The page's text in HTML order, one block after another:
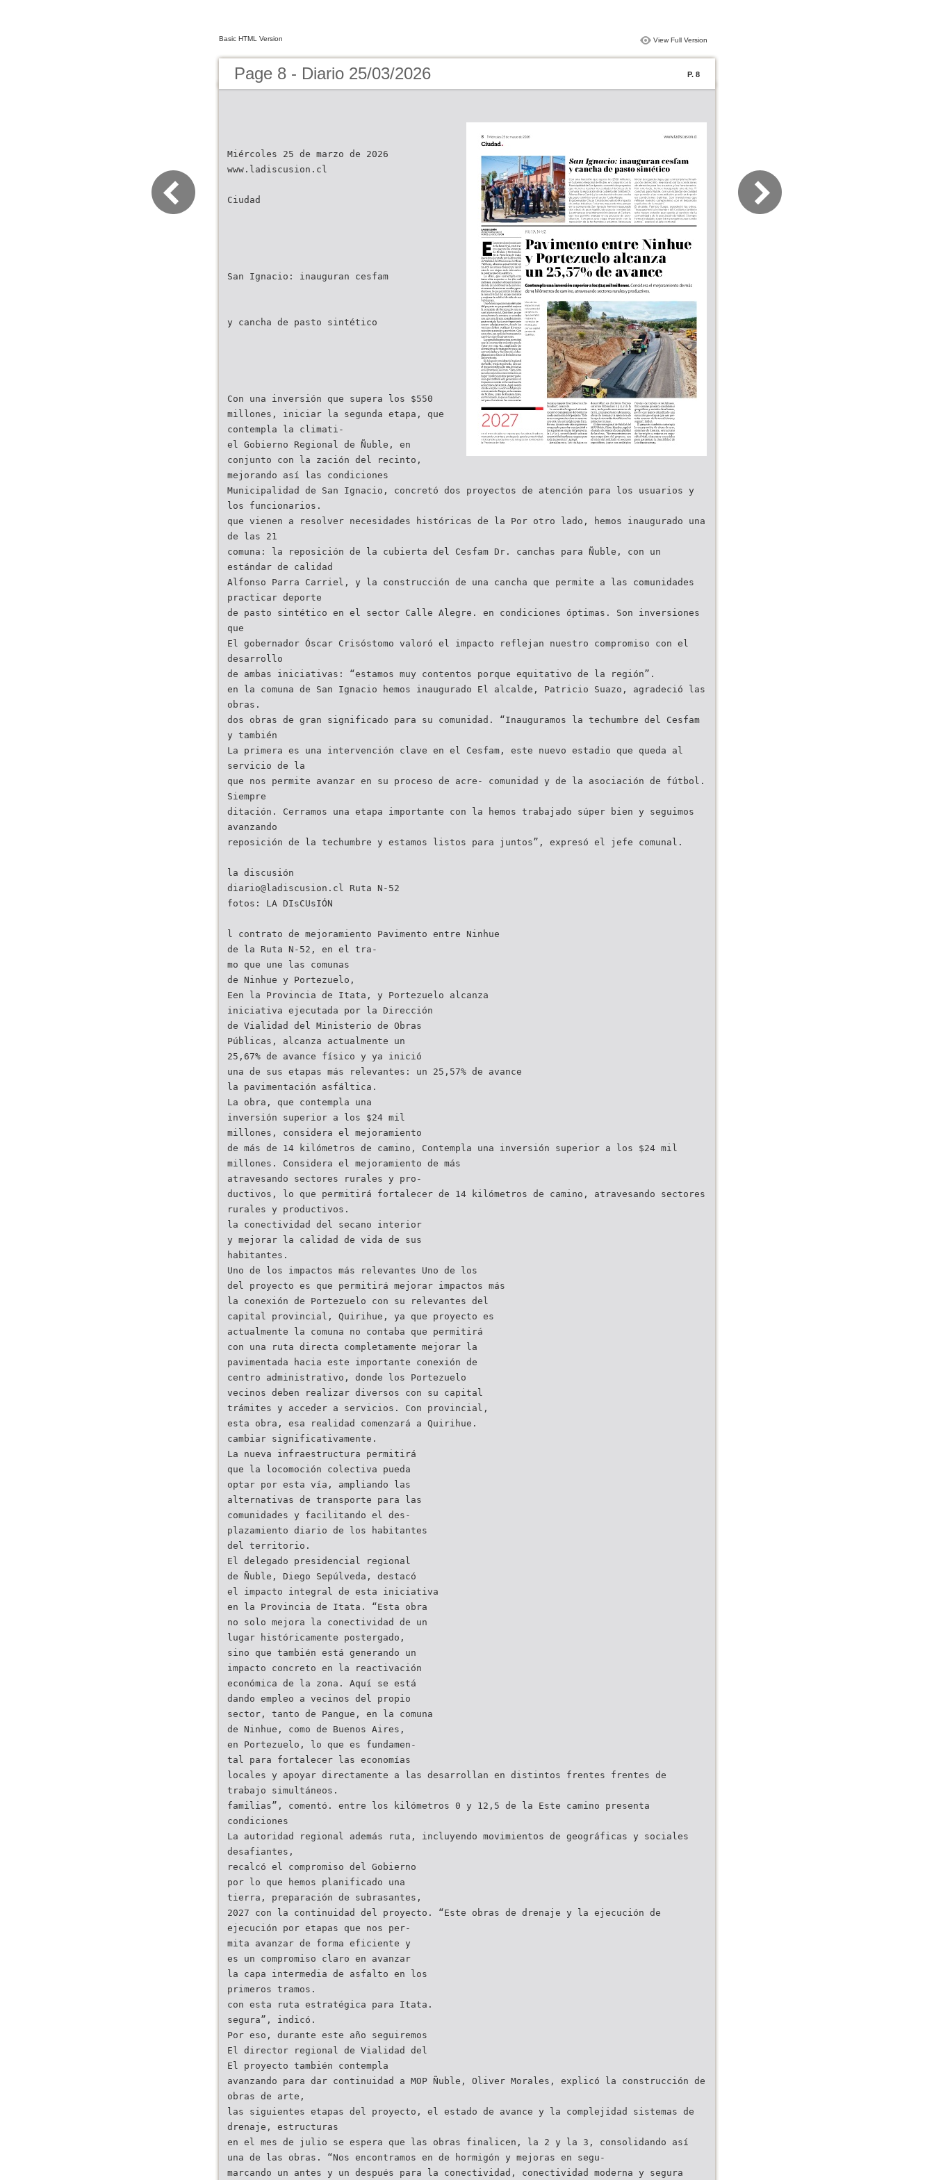
Basic HTML Version View Full Version
Page 8 - Diario 25/03/2026 P. 8
Miércoles 25 de marzo de 2026
www.ladiscusion.cl
Ciudad
San Ignacio: inauguran cesfam
y cancha de pasto sintético
Con una inversión que supera los $550
millones, iniciar la segunda etapa, que
contempla la climati-
el Gobierno Regional de Ñuble, en
conjunto con la zación del recinto,
mejorando así las condiciones
Municipalidad de San Ignacio, concretó dos proyectos de atención para los usuarios y
los funcionarios.
que vienen a resolver necesidades históricas de la Por otro lado, hemos inaugurado una
de las 21
comuna: la reposición de la cubierta del Cesfam Dr. canchas para Ñuble, con un
estándar de calidad
Alfonso Parra Carriel, y la construcción de una cancha que permite a las comunidades
practicar deporte
de pasto sintético en el sector Calle Alegre. en condiciones óptimas. Son inversiones
que
El gobernador Óscar Crisóstomo valoró el impacto reflejan nuestro compromiso con el
desarrollo
de ambas iniciativas: “estamos muy contentos porque equitativo de la región”.
en la comuna de San Ignacio hemos inaugurado El alcalde, Patricio Suazo, agradeció las
obras.
dos obras de gran significado para su comunidad. “Inauguramos la techumbre del Cesfam
y también
La primera es una intervención clave en el Cesfam, este nuevo estadio que queda al
servicio de la
que nos permite avanzar en su proceso de acre- comunidad y de la asociación de fútbol.
Siempre
ditación. Cerramos una etapa importante con la hemos trabajado súper bien y seguimos
avanzando
reposición de la techumbre y estamos listos para juntos”, expresó el jefe comunal.
diario@ladiscusion.cl Ruta N-52
fotos: LA DIsCUsIÓN
l contrato de mejoramiento Pavimento entre Ninhue
de la Ruta N-52, en el tra-
mo que une las comunas
de Ninhue y Portezuelo,
Een la Provincia de Itata, y Portezuelo alcanza
iniciativa ejecutada por la Dirección
de Vialidad del Ministerio de Obras
Públicas, alcanza actualmente un
25,67% de avance físico y ya inició
una de sus etapas más relevantes: un 25,57% de avance
la pavimentación asfáltica.
La obra, que contempla una
inversión superior a los $24 mil
millones, considera el mejoramiento
de más de 14 kilómetros de camino, Contempla una inversión superior a los $24 mil
millones. Considera el mejoramiento de más
atravesando sectores rurales y pro-
ductivos, lo que permitirá fortalecer de 14 kilómetros de camino, atravesando sectores
rurales y productivos.
la conectividad del secano interior
y mejorar la calidad de vida de sus
habitantes.
Uno de los impactos más relevantes Uno de los
del proyecto es que permitirá mejorar impactos más
la conexión de Portezuelo con su relevantes del
capital provincial, Quirihue, ya que proyecto es
actualmente la comuna no contaba que permitirá
con una ruta directa completamente mejorar la
pavimentada hacia este importante conexión de
centro administrativo, donde los Portezuelo
vecinos deben realizar diversos con su capital
trámites y acceder a servicios. Con provincial,
esta obra, esa realidad comenzará a Quirihue.
cambiar significativamente.
La nueva infraestructura permitirá
que la locomoción colectiva pueda
optar por esta vía, ampliando las
alternativas de transporte para las
comunidades y facilitando el des-
plazamiento diario de los habitantes
del territorio.
El delegado presidencial regional
de Ñuble, Diego Sepúlveda, destacó
el impacto integral de esta iniciativa
en la Provincia de Itata. “Esta obra
no solo mejora la conectividad de un
lugar históricamente postergado,
sino que también está generando un
impacto concreto en la reactivación
económica de la zona. Aquí se está
dando empleo a vecinos del propio
sector, tanto de Pangue, en la comuna
de Ninhue, como de Buenos Aires,
en Portezuelo, lo que es fundamen-
tal para fortalecer las economías
locales y apoyar directamente a las desarrollan en distintos frentes frentes de
trabajo simultáneos.
familias”, comentó. entre los kilómetros 0 y 12,5 de la Este camino presenta
condiciones
La autoridad regional además ruta, incluyendo movimientos de geográficas y sociales
desafiantes,
recalcó el compromiso del Gobierno
por lo que hemos planificado una
tierra, preparación de subrasantes,
2027 con la continuidad del proyecto. “Este obras de drenaje y la ejecución de
ejecución por etapas que nos per-
mita avanzar de forma eficiente y
es un compromiso claro en avanzar
la capa intermedia de asfalto en los
primeros tramos.
con esta ruta estratégica para Itata.
segura”, indicó.
Por eso, durante este año seguiremos
El director regional de Vialidad del
El proyecto también contempla
avanzando para dar continuidad a MOP Ñuble, Oliver Morales, explicó la construcción de
obras de arte,
las siguientes etapas del proyecto, el estado de avance y la complejidad sistemas de
drenaje, estructuras
en el mes de julio se espera que las obras finalicen, la 2 y la 3, consolidando así
una de las obras. “Nos encontramos en de hormigón y mejoras en segu-
marcando un antes y un después para la conectividad, conectividad moderna y segura